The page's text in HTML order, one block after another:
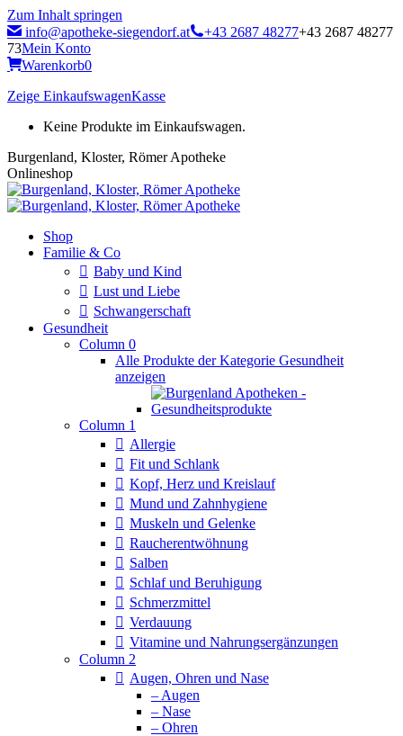
Zum Inhalt springen
info@apotheke-siegendorf.at
+43 2687 48277+43 2687 48277
73Mein Konto
Warenkorb0
Zeige EinkaufswagenKasse
Keine Produkte im Einkaufswagen.
Burgenland, Kloster, Römer Apotheke
Onlineshop
Shop
Familie & Co
Baby und Kind
Lust und Liebe
Schwangerschaft
Gesundheit
Column 0
Alle Produkte der Kategorie Gesundheit
anzeigen
Column 1
Allergie
Fit und Schlank
Kopf, Herz und Kreislauf
Mund und Zahnhygiene
Muskeln und Gelenke
Raucherentwöhnung
Salben
Schlaf und Beruhigung
Schmerzmittel
Verdauung
Vitamine und Nahrungsergänzungen
Column 2
Augen, Ohren und Nase
– Augen
– Nase
– Ohren